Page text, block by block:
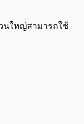
นใหญ่สามารถใช้